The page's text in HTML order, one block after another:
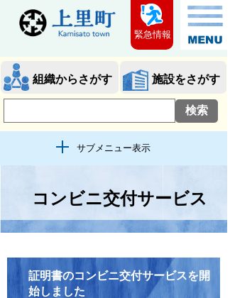
組織からさがす 施設をさがす
サブメニュー表示
緊急情報
コンビニ交付サービス
証明書のコンビニ交付サービスを開
始しました